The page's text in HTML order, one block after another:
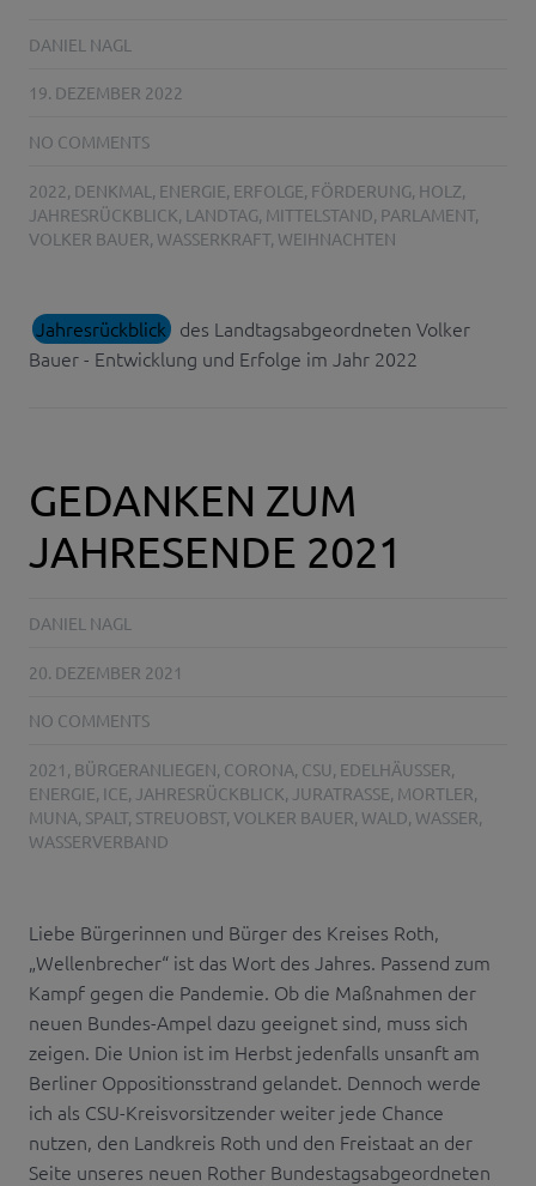
DANIEL NAGL
19. DEZEMBER 2022
NO COMMENTS
2022, DENKMAL , ENERGIE, ERFOLGE, FÖRDERUNG, HOLZ,
JAHRESRÜCKBLICK, LANDTAG, MITTELSTAND, PARLAMENT,
VOLKER BAUER, WASSERKRAFT, WEIHNACHTEN
Jahresrückblick des Landtagsabgeordneten Volker
Bauer - Entwicklung und Erfolge im Jahr 2022
GEDANKEN ZUM
JAHRESENDE 2021
DANIEL NAGL
20. DEZEMBER 2021
NO COMMENTS
2021 , BÜRGERANLIEGEN, CORONA, CSU, EDELHÄUSSER
,
ENERGIE, ICE, JAHRESRÜCKBLICK, JURATRASSE, MORTLER,
MUNA, SPALT, STREUOBST, VOLKER BAUER, WALD, WASSER,
WASSERVERBAND
Liebe Bürgerinnen und Bürger des Kreises Roth,
„Wellenbrecher“ ist das Wort des Jahres. Passend zum
Kampf gegen die Pandemie. Ob die Maßnahmen der
neuen Bundes-Ampel dazu geeignet sind, muss sich
zeigen. Die Union ist im Herbst jedenfalls unsanft am
Berliner Oppositionsstrand gelandet. Dennoch werde
ich als CSU-Kreisvorsitzender weiter jede Chance
nutzen, den Landkreis Roth und den Freistaat an der
Seite unseres neuen Rother Bundestagsabgeordneten